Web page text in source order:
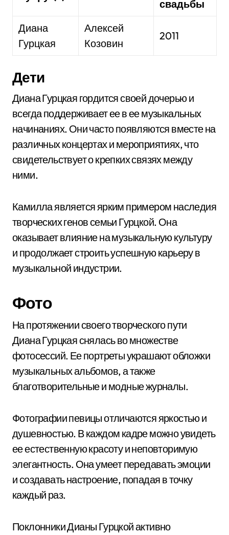
свадьбы
Диана
Гурцкая
Алексей
Козовин
2011
Дети
Диана Гурцкая гордится своей дочерью и
всегда поддерживает ее в ее музыкальных
начинаниях. Они часто появляются вместе на
различных концертах и мероприятиях, что
свидетельствует о крепких связях между
ними.
Камилла является ярким примером наследия
творческих генов семьи Гурцкой. Она
оказывает влияние на музыкальную культуру
и продолжает строить успешную карьеру в
музыкальной индустрии.
Фото
На протяжении своего творческого пути
Диана Гурцкая снялась во множестве
фотосессий. Ее портреты украшают обложки
музыкальных альбомов, а также
благотворительные и модные журналы.
Фотографии певицы отличаются яркостью и
душевностью. В каждом кадре можно увидеть
ее естественную красоту и неповторимую
элегантность. Она умеет передавать эмоции
и создавать настроение, попадая в точку
каждый раз.
Поклонники Дианы Гурцкой активно